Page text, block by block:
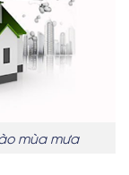
mùa mưa